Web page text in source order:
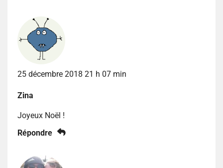
25 décembre 2018 21 h 07 min
Zina
Joyeux Noël !
Répondre